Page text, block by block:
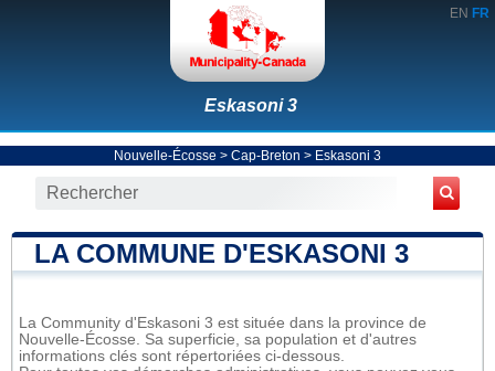
EN FR
Eskasoni 3
Nouvelle-Écosse > Cap-Breton > Eskasoni 3
LA COMMUNE D'ESKASONI 3
La Community d'Eskasoni 3 est située dans la province de
Nouvelle-Écosse. Sa superficie, sa population et d'autres
informations clés sont répertoriées ci-dessous.